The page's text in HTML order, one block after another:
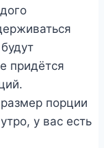
придётся
порции
у вас есть